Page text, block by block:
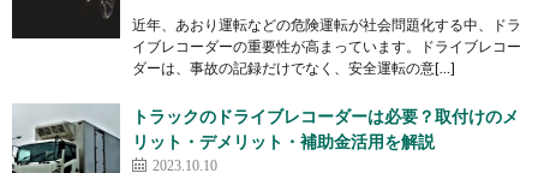
近年、あおり運転などの危険運転が社会問題化する中、ドラ
イブレコーダーの重要性が高まっています。ドライブレコー
ダーは、事故の記録だけでなく、安全運転の意[…]
トラックのドライブレコーダーは必要？取付けのメ
リット・デメリット・補助金活用を解説
2023.10.10